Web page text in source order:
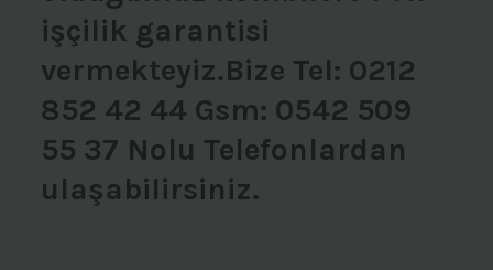
işçilik garantisi
vermekteyiz.Bize Tel: 0212
852 42 44 Gsm: 0542 509
55 37 Nolu Telefonlardan
ulaşabilirsiniz.